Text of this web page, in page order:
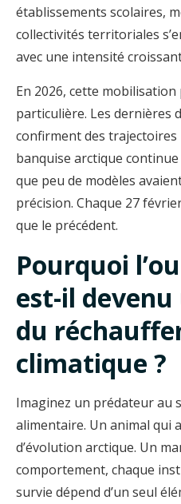
établissements scolaires,
collectivités territoriales
avec une intensité
En 2026, cette
particulière. Les dernières
confirment des trajectoires
banquise arctique
que peu de modèles
précision. Chaque 27
que le précédent.
Pourquoi
est-il
du
climatique ?
Imaginez un prédateur au
alimentaire. Un animal qui
d’évolution arctique. Un
comportement, chaque
survie dépend d’un seul